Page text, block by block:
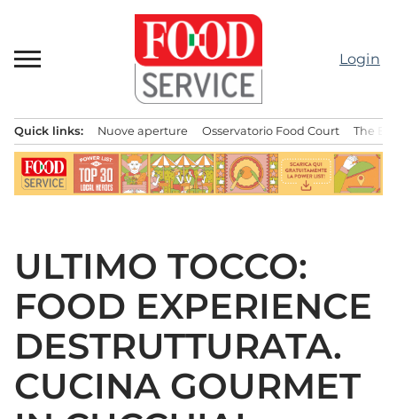
contenuto
Login
principale
Quick links: Nuove aperture Osservatorio Food Court The
ULTIMO TOCCO:
FOOD EXPERIENCE
DESTRUTTURATA.
CUCINA GOURMET